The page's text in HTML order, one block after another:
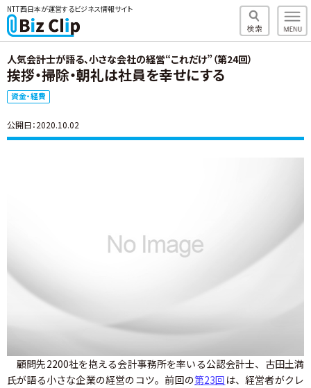
NTT西日本が運営するビジネス情報サイト
人気会計士が語る、小さな会社の経営“これだけ”（第24回）
挨拶・掃除・朝礼は社員を幸せにする
資金・経費
公開日：2020.10.02
顧問先2200社を抱える会計事務所を率いる公認会計士、古田土満
氏が語る小さな企業の経営のコツ。前回の第23回 は、経営者がクレ